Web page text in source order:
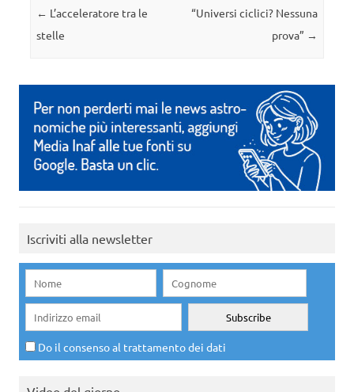
Navigazione articolo
← L’acceleratore tra le
stelle
“Universi ciclici? Nessuna
prova” →
Iscriviti alla newsletter
Do il consenso al trattamento dei dati